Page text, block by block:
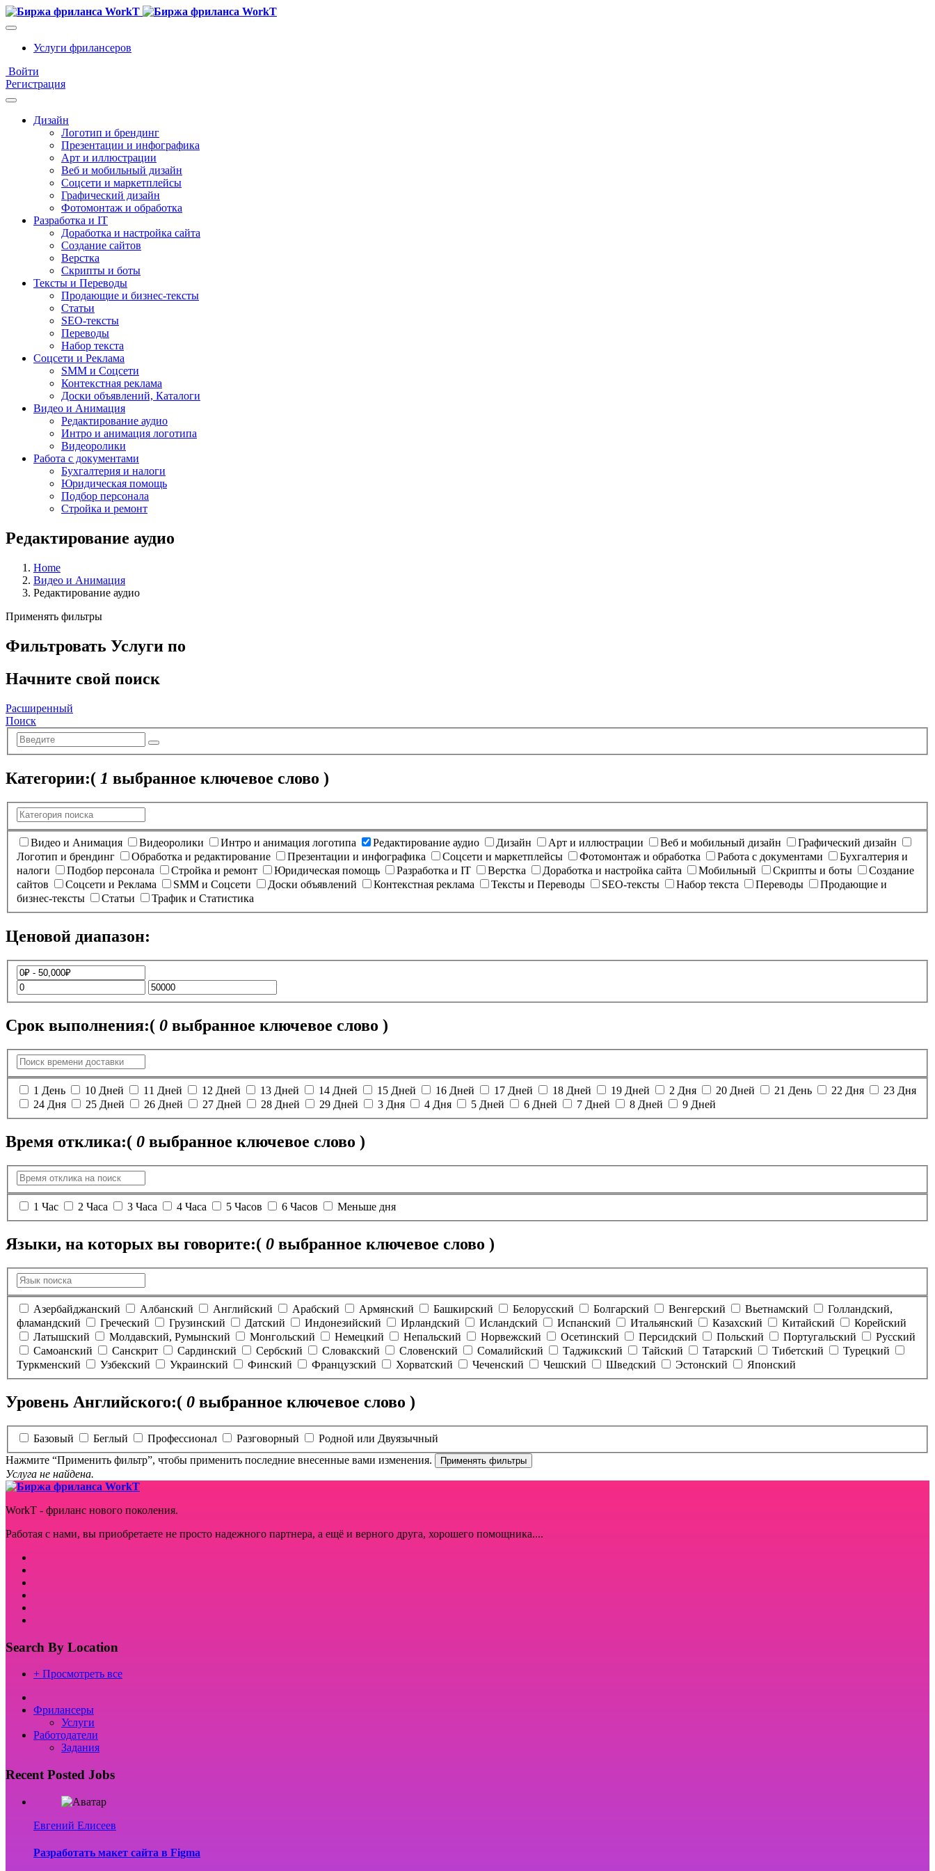
Услуги фрилансеров
Войти
Регистрация
Дизайн
Логотип и брендинг
Презентации и инфографика
Арт и иллюстрации
Веб и мобильный дизайн
Соцсети и маркетплейсы
Графический дизайн
Фотомонтаж и обработка
Разработка и IT
Доработка и настройка сайта
Создание сайтов
Верстка
Скрипты и боты
Тексты и Переводы
Продающие и бизнес-тексты
Статьи
SEO-тексты
Переводы
Набор текста
Соцсети и Реклама
SMM и Соцсети
Контекстная реклама
Доски объявлений, Каталоги
Видео и Анимация
Редактирование аудио
Интро и анимация логотипа
Видеоролики
Работа с документами
Бухгалтерия и налоги
Юридическая помощь
Подбор персонала
Стройка и ремонт
Редактирование аудио
Home
Видео и Анимация
Редактирование аудио
Применять фильтры
Фильтровать Услуги по
Начните свой поиск
Расширенный
Поиск
Категории:( 1 выбранное ключевое слово )
Видео и Анимация Видеоролики Интро и анимация логотипа Редактирование аудио Дизайн Арт и иллюстрации Веб и мобильный дизайн
Графический дизайн
Логотип и брендинг
Обработка и редактирование Презентации и инфографика Соцсети и маркетплейсы Фотомонтаж и обработка Работа с документами
Бухгалтерия и
налоги
Подбор персонала Стройка и ремонт Юридическая помощь Разработка и IT Верстка Доработка и настройка сайта Мобильный Скрипты и боты
Создание
сайтов
Соцсети и Реклама SMM и Соцсети Доски объявлений Контекстная реклама Тексты и Переводы SEO-тексты Набор текста Переводы
Продающие и
бизнес-тексты
Статьи Трафик и Статистика
Ценовой диапазон:
Срок выполнения:( 0 выбранное ключевое слово )
1 День 10 Дней 11 Дней 12 Дней 13 Дней 14 Дней 15 Дней 16 Дней 17 Дней 18 Дней 19 Дней 2 Дня 20 Дней 21 День 22 Дня
23 Дня
24 Дня
25 Дней 26 Дней 27 Дней 28 Дней 29 Дней 3 Дня 4 Дня 5 Дней 6 Дней 7 Дней 8 Дней 9 Дней
Время отклика:( 0 выбранное ключевое слово )
1 Час 2 Часа 3 Часа 4 Часа 5 Часов 6 Часов Меньше дня
Языки, на которых вы говорите:( 0 выбранное ключевое слово )
Азербайджанский Албанский Английский Арабский Армянский Башкирский Белорусский Болгарский Венгерский Вьетнамский
Голландский,
фламандский
Греческий Грузинский Датский Индонезийский Ирландский Исландский Испанский Итальянский Казахский Китайский
Корейский
Латышский
Молдавский, Румынский Монгольский Немецкий Непальский Норвежский Осетинский Персидский Польский Португальский
Русский
Самоанский
Санскрит Сардинский Сербский Словакский Словенский Сомалийский Таджикский Тайский Татарский Тибетский
Турецкий
Туркменский
Узбекский Украинский Финский Французский Хорватский Чеченский Чешский Шведский Эстонский Японский
Уровень Английского:( 0 выбранное ключевое слово )
Базовый Беглый Профессионал Разговорный
Родной или Двуязычный
Нажмите “Применить фильтр”, чтобы применить последние внесенные вами изменения.
Услуга не найдена.
WorkT - фриланс нового поколения.
Работая с нами, вы приобретаете не просто надежного партнера, а ещё и верного друга, хорошего помощника....
Search By Location
+ Просмотреть все
Фрилансеры
Услуги
Работодатели
Задания
Recent Posted Jobs
Евгений Елисеев
Разработать макет сайта в Figma